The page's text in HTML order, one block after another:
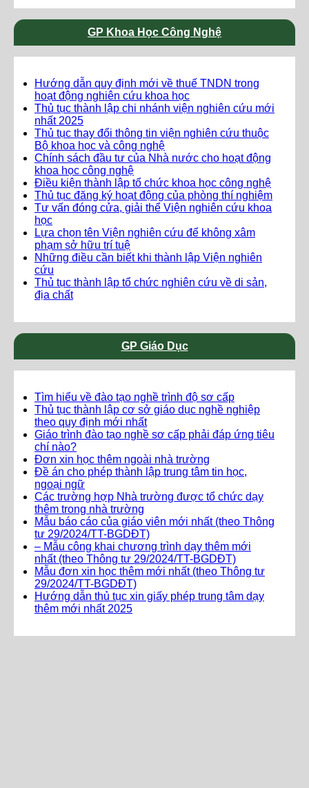
GP Khoa Học Công Nghệ
Hướng dẫn quy định mới về thuế TNDN trong
hoạt động nghiên cứu khoa học
Thủ tục thành lập chi nhánh viện nghiên cứu mới
nhất 2025
Thủ tục thay đổi thông tin viện nghiên cứu thuộc
Bộ khoa học và công nghệ
Chính sách đầu tư của Nhà nước cho hoạt động
khoa học công nghệ
Điều kiện thành lập tổ chức khoa học công nghệ
Thủ tục đăng ký hoạt động của phòng thí nghiệm
Tư vấn đóng cửa, giải thể Viện nghiên cứu khoa
học
Lựa chọn tên Viện nghiên cứu để không xâm
phạm sở hữu trí tuệ
Những điều cần biết khi thành lập Viện nghiên
cứu
Thủ tục thành lập tổ chức nghiên cứu về di sản,
địa chất
GP Giáo Dục
Tìm hiểu về đào tạo nghề trình độ sơ cấp
Thủ tục thành lập cơ sở giáo dục nghề nghiệp
theo quy định mới nhất
Giáo trình đào tạo nghề sơ cấp phải đáp ứng tiêu
chí nào?
Đơn xin học thêm ngoài nhà trường
Đề án cho phép thành lập trung tâm tin học,
ngoại ngữ
Các trường hợp Nhà trường được tổ chức dạy
thêm trong nhà trường
Mẫu báo cáo của giáo viên mới nhất (theo Thông
tư 29/2024/TT-BGDĐT)
– Mẫu công khai chương trình dạy thêm mới
nhất (theo Thông tư 29/2024/TT-BGDĐT)
Mẫu đơn xin học thêm mới nhất (theo Thông tư
29/2024/TT-BGDĐT)
Hướng dẫn thủ tục xin giấy phép trung tâm dạy
thêm mới nhất 2025